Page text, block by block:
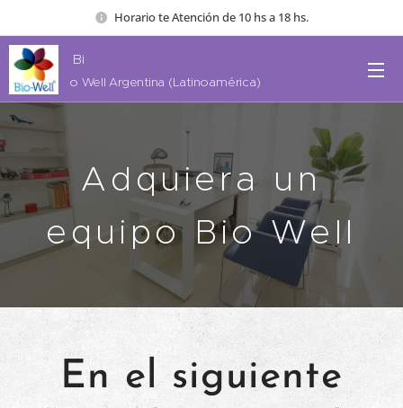
Horario te Atención de 10 hs a 18 hs.
Bi
o Well Argentina (Latinoamérica)
Adquiera un
equipo Bio Well
En el siguiente